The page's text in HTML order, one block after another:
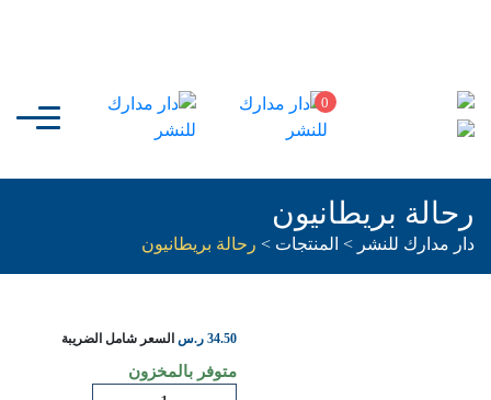
0
رحالة بريطانيون
دار مدارك للنشر > المنتجات > رحالة بريطانيون
34.50 ر.س السعر شامل الضريبة
متوفر بالمخزون